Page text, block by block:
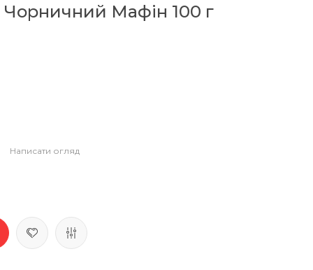
Мафін 100 г
Написати огляд